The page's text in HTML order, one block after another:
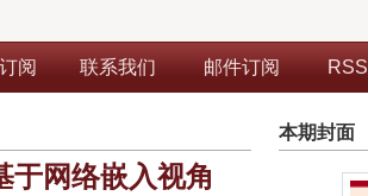
阅 联系我们 邮件订阅 RSS
网络嵌入视角
本期封面